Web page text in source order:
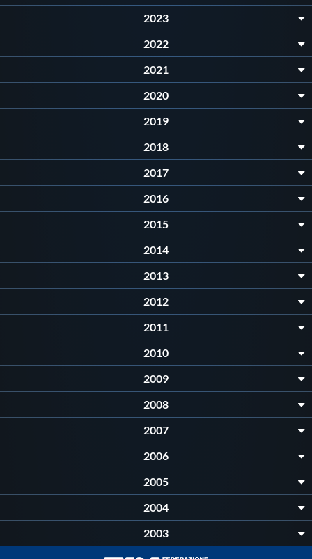
2023
2022
2021
2020
2019
2018
2017
2016
2015
2014
2013
2012
2011
2010
2009
2008
2007
2006
2005
2004
2003